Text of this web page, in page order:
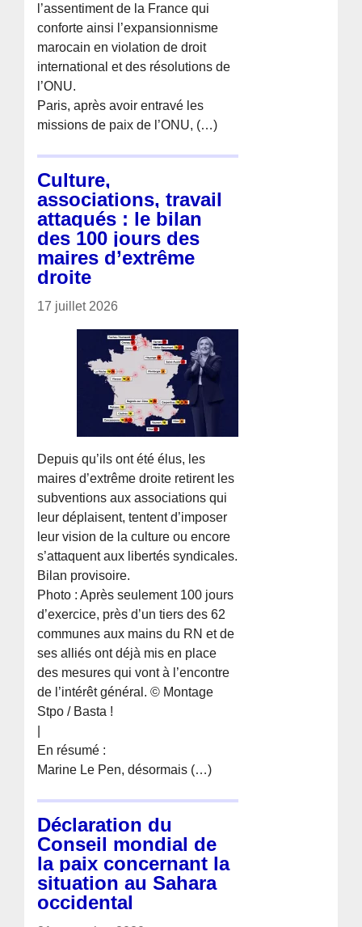
l’assentiment de la France qui
conforte ainsi l’expansionnisme
marocain en violation de droit
international et des résolutions de
l’ONU.
Paris, après avoir entravé les
missions de paix de l’ONU, (…)
Culture,
associations, travail
attaqués : le bilan
des 100 jours des
maires d’extrême
droite
17 juillet 2026
Depuis qu’ils ont été élus, les
maires d’extrême droite retirent les
subventions aux associations qui
leur déplaisent, tentent d’imposer
leur vision de la culture ou encore
s’attaquent aux libertés syndicales.
Bilan provisoire.
Photo : Après seulement 100 jours
d’exercice, près d’un tiers des 62
communes aux mains du RN et de
ses alliés ont déjà mis en place
des mesures qui vont à l’encontre
de l’intérêt général. © Montage
Stpo / Basta !
En résumé :
Marine Le Pen, désormais (…)
Déclaration du
Conseil mondial de
la paix concernant la
situation au Sahara
occidental